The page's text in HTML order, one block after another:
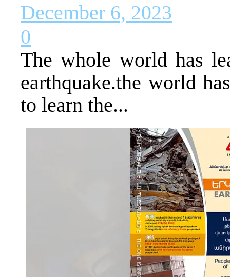
December 6, 2023
0
The whole world has
earthquake.the world
to learn the...